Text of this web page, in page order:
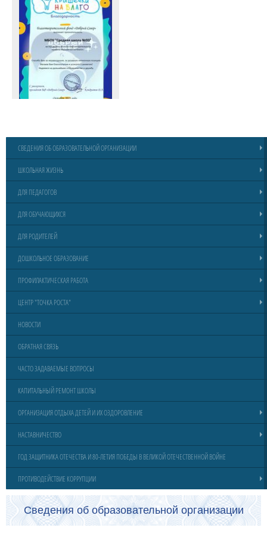
СВЕДЕНИЯ ОБ ОБРАЗОВАТЕЛЬНОЙ ОРГАНИЗАЦИИ
ШКОЛЬНАЯ ЖИЗНЬ
ДЛЯ ПЕДАГОГОВ
ДЛЯ ОБУЧАЮЩИХСЯ
ДЛЯ РОДИТЕЛЕЙ
ДОШКОЛЬНОЕ ОБРАЗОВАНИЕ
ПРОФИЛАКТИЧЕСКАЯ РАБОТА
ЦЕНТР "ТОЧКА РОСТА"
НОВОСТИ
ОБРАТНАЯ СВЯЗЬ
ЧАСТО ЗАДАВАЕМЫЕ ВОПРОСЫ
КАПИТАЛЬНЫЙ РЕМОНТ ШКОЛЫ
ОРГАНИЗАЦИЯ ОТДЫХА ДЕТЕЙ И ИХ ОЗДОРОВЛЕНИЕ
НАСТАВНИЧЕСТВО
ГОД ЗАЩИТНИКА ОТЕЧЕСТВА И 80-ЛЕТИЯ ПОБЕДЫ В ВЕЛИКОЙ ОТЕЧЕСТВЕННОЙ ВОЙНЕ
ПРОТИВОДЕЙСТВИЕ КОРРУПЦИИ
Сведения об образовательной организации